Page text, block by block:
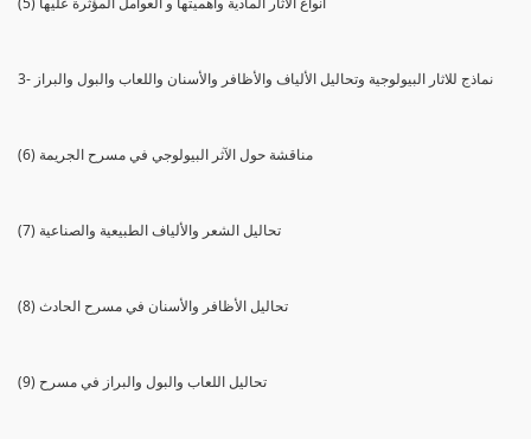
3- نماذج للاثار البيولوجية وتحاليل الألياف والأظافر والأسنان واللعاب والبول والبراز
(6) مناقشة حول الآثر البيولوجي في مسرح الجريمة
(7) تحاليل الشعر والألياف الطبيعية والصناعية
(8) تحاليل الأظافر والأسنان في مسرح الحادث
(9) تحاليل اللعاب والبول والبراز في مسرح